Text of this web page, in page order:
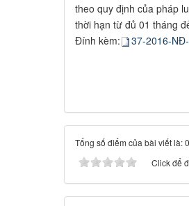
theo quy định của pháp
thời hạn từ đủ 01 tháng
Đính kèm:
37-2016-
Tổng số điểm của bài viết là:
Click để